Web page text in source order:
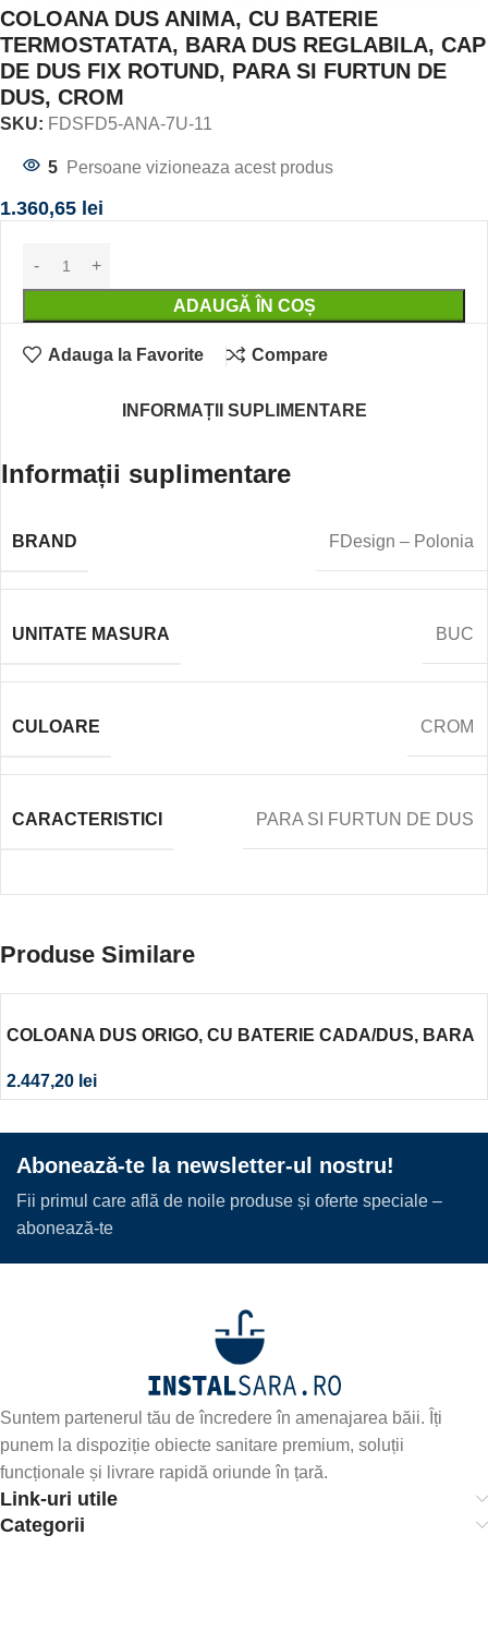
COLOANA DUS ANIMA, CU BATERIE
TERMOSTATATA, BARA DUS REGLABILA, CAP
DE DUS FIX ROTUND, PARA SI FURTUN DE
DUS, CROM
SKU: FDSFD5-ANA-7U-11
5 Persoane vizioneaza acest produs
1.360,65 lei
ADAUGĂ ÎN COȘ
Adauga la Favorite Compare
INFORMAȚII SUPLIMENTARE
Informații suplimentare
BRAND FDesign – Polonia
UNITATE MASURA BUC
CULOARE CROM
CARACTERISTICI PARA SI FURTUN DE DUS
Produse Similare
COLOANA DUS ORIGO, CU BATERIE CADA/DUS, BARA
FURTUN DE DUS, NEGRU
2.447,20 lei
Abonează-te la newsletter-ul nostru!
Fii primul care află de noile produse și oferte speciale –
abonează-te
Suntem partenerul tău de încredere în amenajarea băii. Îți
punem la dispoziție obiecte sanitare premium, soluții
funcționale și livrare rapidă oriunde în țară.
Link-uri utile
Categorii